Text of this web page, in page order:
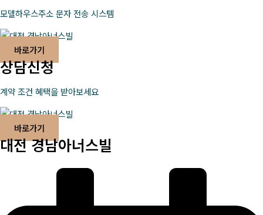
모델하우스주소 문자 전송 시스템
바로가기
상담신청
계약 조건 혜택을 받아보세요
바로가기
대전 경남아너스빌